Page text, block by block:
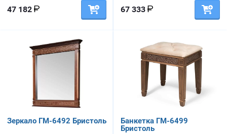
47 182 67 333
Зеркало ГМ-6492 Бристоль
Банкетка ГМ-6499
Бристоль